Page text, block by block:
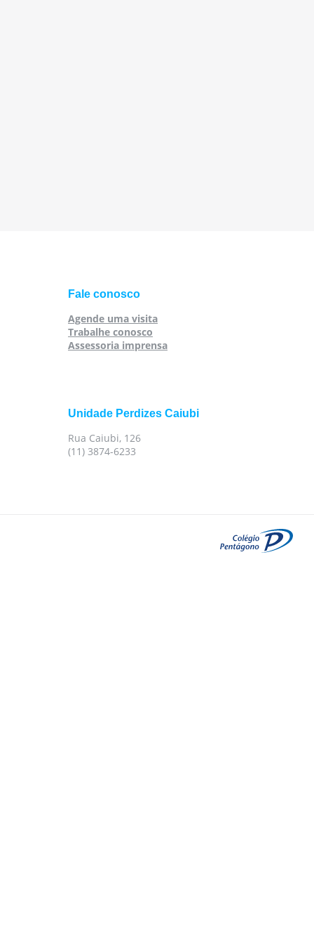
Fale conosco
Agende uma visita
Trabalhe conosco
Assessoria imprensa
Unidade Perdizes Caiubi
Rua Caiubi, 126
(11) 3874-6233